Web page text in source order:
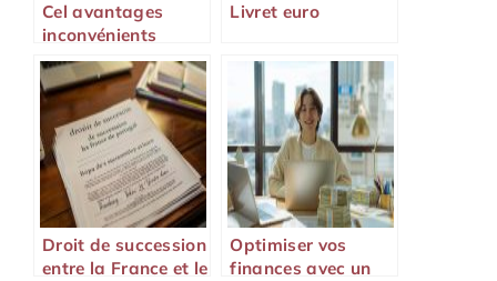
Cel avantages
inconvénients
Livret euro
Droit de succession
entre la France et le
Optimiser vos
finances avec un